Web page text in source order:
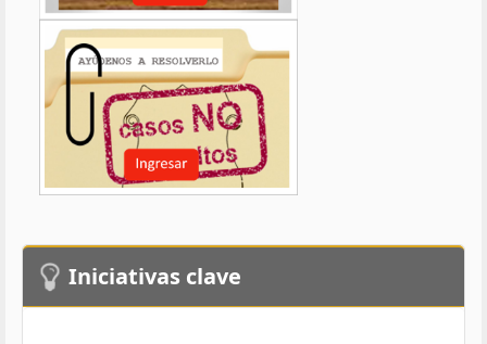
Iniciativas clave